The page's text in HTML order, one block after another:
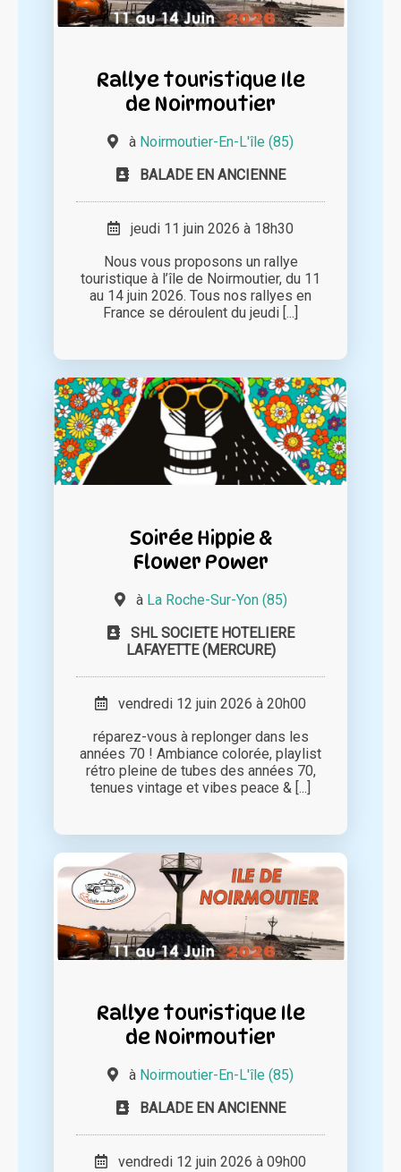
Rallye touristique Ile
de Noirmoutier
à Noirmoutier-En-L'île (85)
BALADE EN ANCIENNE
jeudi 11 juin 2026 à 18h30
Nous vous proposons un rallye
touristique à l’île de Noirmoutier, du 11
au 14 juin 2026. Tous nos rallyes en
France se déroulent du jeudi [...]
Soirée Hippie &
Flower Power
à La Roche-Sur-Yon (85)
SHL SOCIETE HOTELIERE
LAFAYETTE (MERCURE)
vendredi 12 juin 2026 à 20h00
réparez-vous à replonger dans les
années 70 ! Ambiance colorée, playlist
rétro pleine de tubes des années 70,
tenues vintage et vibes peace & [...]
Rallye touristique Ile
de Noirmoutier
à Noirmoutier-En-L'île (85)
BALADE EN ANCIENNE
vendredi 12 juin 2026 à 09h00